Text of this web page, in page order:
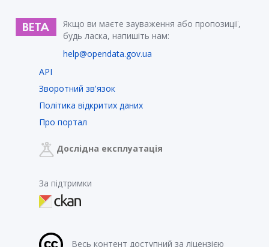
Якщо ви маєте зауваження або пропозиції,
будь ласка, напишіть нам:
help@opendata.gov.ua
API
Зворотний зв'язок
Політика відкритих даних
Про портал
Дослідна експлуатація
За підтримки
Весь контент доступний за ліцензією